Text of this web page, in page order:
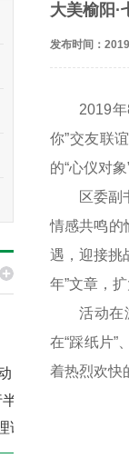
年工作考核
论知识考试活动
大美榆阳·
发布时间：
2019
你”交友联
的“心仪对象”
区委副
情感共鸣的
遇，迎接挑
年”文章，
活动在
在“踩纸片”
着热烈欢快